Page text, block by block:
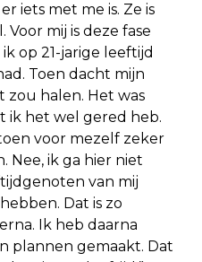
iets met me is. Ze is
mij is deze fase
op 21-jarige leeftijd
Toen dacht mijn
zou halen. Het was
ik het wel gered heb.
voor mezelf zeker
Nee, ik ga hier niet
van mij
Dat is zo
Ik heb daarna
plannen gemaakt. Dat